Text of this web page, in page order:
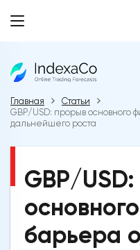
Главная
Статьи
GBP/USD: прорыв основного
дальнейшего роста
GBP/
барьера